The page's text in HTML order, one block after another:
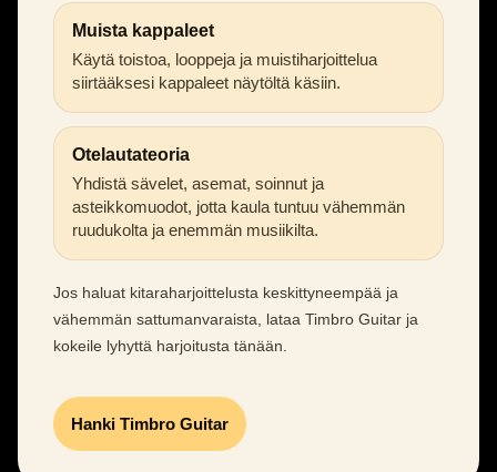
Muista kappaleet
Käytä toistoa, looppeja ja muistiharjoittelua
siirtääksesi kappaleet näytöltä käsiin.
Otelautateoria
Yhdistä sävelet, asemat, soinnut ja
asteikkomuodot, jotta kaula tuntuu vähemmän
ruudukolta ja enemmän musiikilta.
Jos haluat kitaraharjoittelusta keskittyneempää ja
vähemmän sattumanvaraista, lataa Timbro Guitar ja
kokeile lyhyttä harjoitusta tänään.
Hanki Timbro Guitar